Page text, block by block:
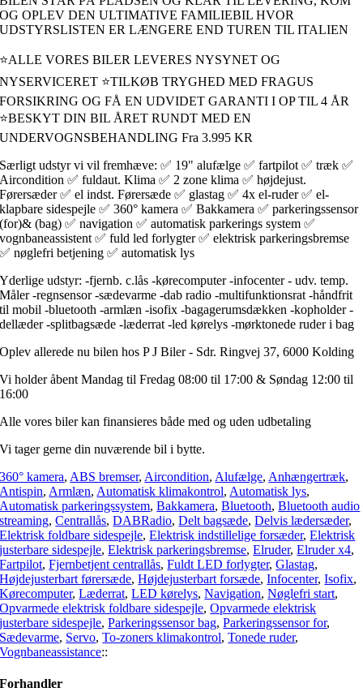
OG OPLEV DEN ULTIMATIVE FAMILIEBIL HVOR
UDSTYRSLISTEN ER LÆNGERE END TUREN TIL ITALIEN
⭐ALLE VORES BILER LEVERES NYSYNET OG
NYSERVICERET ⭐TILKØB TRYGHED MED FRAGUS
FORSIKRING OG FÅ EN UDVIDET GARANTI I OP TIL 4 ÅR
⭐BESKYT DIN BIL ÅRET RUNDT MED EN
UNDERVOGNSBEHANDLING Fra 3.995 KR
Særligt udstyr vi vil fremhæve: ✅ 19" alufælge ✅ fartpilot ✅ træk ✅
Aircondition ✅ fuldaut. Klima ✅ 2 zone klima ✅ højdejust.
Førersæder ✅ el indst. Førersæde ✅ glastag ✅ 4x el-ruder ✅ el-
klapbare sidespejle ✅ 360° kamera ✅ Bakkamera ✅ parkeringssensor
(for)& (bag) ✅ navigation ✅ automatisk parkerings system ✅
vognbaneassistent ✅ fuld led forlygter ✅ elektrisk parkeringsbremse
✅ nøglefri betjening ✅ automatisk lys
Yderlige udstyr: -fjernb. c.lås -kørecomputer -infocenter - udv. temp.
Måler -regnsensor -sædevarme -dab radio -multifunktionsrat -håndfrit
til mobil -bluetooth -armlæn -isofix -bagagerumsdækken -kopholder -
dellæder -splitbagsæde -læderrat -led kørelys -mørktonede ruder i bag
Oplev allerede nu bilen hos P J Biler - Sdr. Ringvej 37, 6000 Kolding
Vi holder åbent Mandag til Fredag 08:00 til 17:00 & Søndag 12:00 til
16:00
Alle vores biler kan finansieres både med og uden udbetaling
Vi tager gerne din nuværende bil i bytte.
360° kamera, ABS bremser, Aircondition, Alufælge, Anhængertræk,
Antispin, Armlæn, Automatisk klimakontrol, Automatisk lys,
Automatisk parkeringssystem,Bakkamera,Bluetooth,Bluetooth audio
streaming,Centrallås,DABRadio,Delt bagsæde,Delvis lædersæder,
Elektrisk foldbare sidespejle,Elektrisk indstillelige forsæder,Elektrisk
justerbare sidespejle,Elektrisk parkeringsbremse,Elruder,Elruder x4,
Fartpilot,Fjernbetjent centrallås,Fuldt LED forlygter,Glastag,
Højdejusterbart førersæde,Højdejusterbart forsæde,Infocenter,Isofix,
Kørecomputer,Læderrat,LED kørelys,Navigation,Nøglefri start,
Opvarmede elektrisk foldbare sidespejle,Opvarmede elektrisk
justerbare sidespejle,Parkeringssensor bag,Parkeringssensor for,
Sædevarme, Servo,To-zoners klimakontrol,Tonede ruder,
Vognbaneassistance::
Forhandler